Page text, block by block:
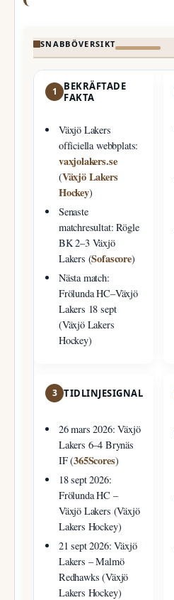
SNABBÖVERSIKT
1
BEKRÄFTADE
FAKTA
Växjö Lakers
officiella webbplats:
vaxjolakers.se
(Växjö Lakers
Hockey)
Senaste
matchresultat: Rögle
BK 2–3 Växjö
Lakers (Sofascore)
Nästa match:
Frölunda HC–Växjö
Lakers 18 sept
(Växjö Lakers
Hockey)
3 TIDLINJESIGNAL
26 mars 2026: Växjö
Lakers 6–4 Brynäs
IF (365Scores)
18 sept 2026:
Frölunda HC –
Växjö Lakers (Växjö
Lakers Hockey)
21 sept 2026: Växjö
Lakers – Malmö
Redhawks (Växjö
Lakers Hockey)